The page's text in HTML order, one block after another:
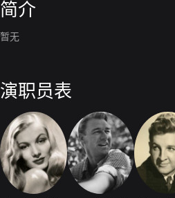
简介
暂无
演职员表